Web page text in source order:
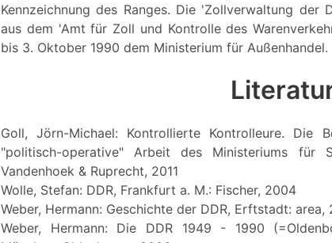
Kennzeichnung des Ranges. Die 'Zollverwaltung der
aus dem 'Amt für Zoll und Kontrolle des
bis 3. Oktober 1990 dem Ministerium für Außenhandel.
Goll, Jörn-Michael: Kontrollierte Kontrolleure. Die
"politisch-operative" Arbeit des Ministeriums für
Vandenhoek & Ruprecht, 2011
Wolle, Stefan: DDR, Frankfurt a. M.: Fischer, 2004
Weber, Hermann: Geschichte der DDR, Erftstadt: area,
Weber, Hermann: Die DDR 1949 - 1990